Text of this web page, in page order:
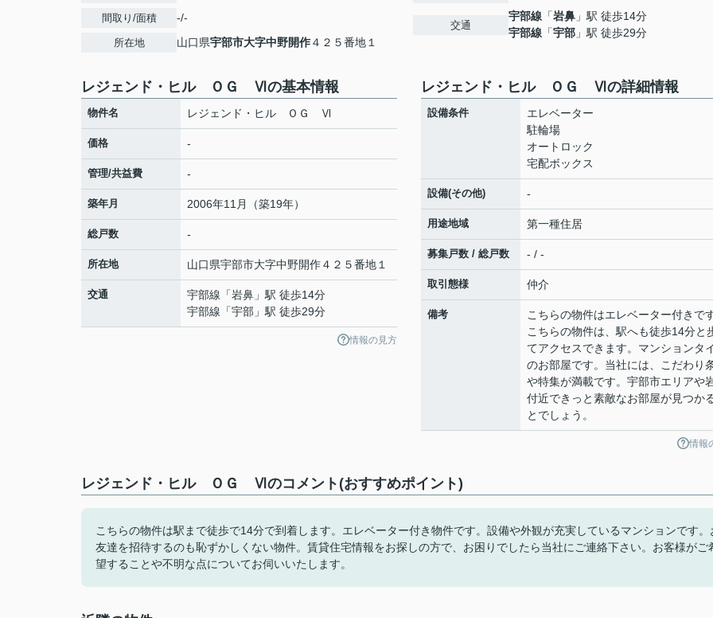
間取り/面積 -/-
所在地 山口県宇部市大字中野開作４２５番地１
交通
宇部線 「岩鼻 」駅 徒歩14分
宇部線 「宇部 」駅 徒歩29分
レジェンド・ヒル ＯＧ Ⅵの基本情報
物件名 レジェンド・ヒル ＯＧ Ⅵ
価格 -
管理/共益費 -
築年月 2006年11月（築19年）
総戸数 -
所在地 山口県宇部市大字中野開作４２５番地１
交通 宇部線 「岩鼻 」駅 徒歩14分
宇部線 「宇部 」駅 徒歩29分
情報の見方
レジェンド・ヒル ＯＧ Ⅵの詳細情報
設備条件
エレベーター
駐輪場
オートロック
宅配ボックス
設備(その他) -
用途地域 第一種住居
募集戸数 / 総戸数 - / -
取引態様 仲介
備考
こちらの物件はエレベーター付きです
こちらの物件は、駅へも徒歩14分と
てアクセスできます。マンションタ
のお部屋です。当社には、こだわり
や特集が満載です。宇部市エリアや
付近できっと素敵なお部屋が見つか
とでしょう。
情報
レジェンド・ヒル ＯＧ Ⅵのコメント(おすすめポイント)
こちらの物件は駅まで徒歩で14分で到着します。エレベーター付き物件です。設備や外観が充実しているマンションです。
友達を招待するのも恥ずかしくない物件。賃貸住宅情報をお探しの方で、お困りでしたら当社にご連絡下さい。お客様がご
望することや不明な点についてお伺いいたします。